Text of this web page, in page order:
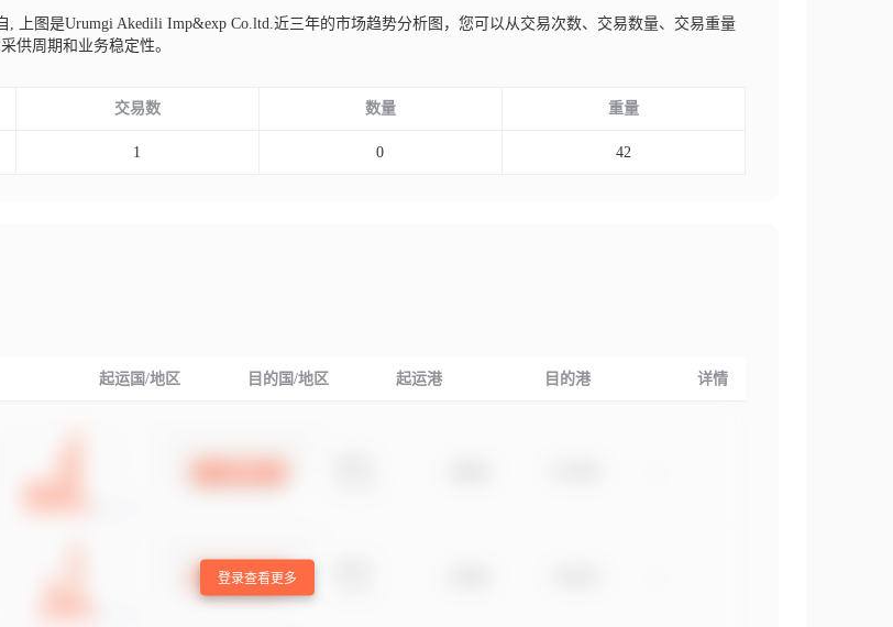
,
上图是Urumgi Akedili Imp&exp Co.ltd.近三年的市场趋势分析图，您可以从交易次数、交易数量、交易重量
供周期和业务稳定性。
交易数 数量 重量
1 0 42
起运国/地区 目的国/地区 起运港 目的港 详情
登录查看更多